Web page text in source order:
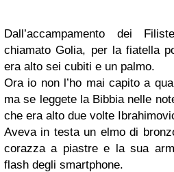
Dall’accampamento dei
chiamato Golia, per la fiatella
era alto sei cubiti e un palmo.
Ora io non l’ho mai capito a
ma se leggete la Bibbia nelle
che era alto due volte
Aveva in testa un elmo di
corazza a piastre e la sua
flash degli smartphone.